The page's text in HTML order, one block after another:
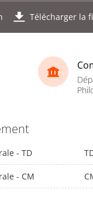
Télécharger la
- TD
- CM